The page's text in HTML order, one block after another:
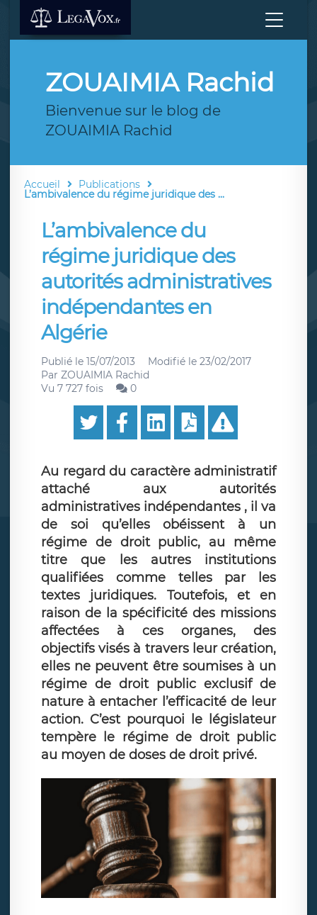
ZOUAIMIA Rachid
Bienvenue sur le blog de
ZOUAIMIA Rachid
Accueil Publications
L’ambivalence du régime juridique des ...
L’ambivalence du
régime juridique des
autorités administratives
indépendantes en
Algérie
Publié le 15/07/2013 Modifié le 23/02/2017
Par ZOUAIMIA Rachid
Vu 7 727 fois
0
Au regard du caractère administratif
attaché aux autorités
administratives indépendantes , il va
de soi qu’elles obéissent à un
régime de droit public, au même
titre que les autres institutions
qualifiées comme telles par les
textes juridiques. Toutefois, et en
raison de la spécificité des missions
affectées à ces organes, des
objectifs visés à travers leur création,
elles ne peuvent être soumises à un
régime de droit public exclusif de
nature à entacher l’efficacité de leur
action. C’est pourquoi le législateur
tempère le régime de droit public
au moyen de doses de droit privé.